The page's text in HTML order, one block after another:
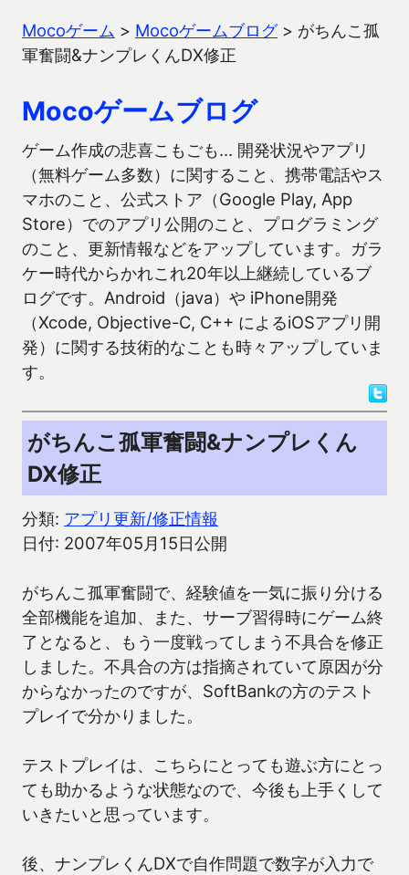
Mocoゲーム > Mocoゲームブログ> がちんこ孤
軍奮闘&ナンプレくんDX修正
Mocoゲームブログ
ゲーム作成の悲喜こもごも… 開発状況やアプリ
（無料ゲーム多数）に関すること、携帯電話やス
マホのこと、公式ストア（Google Play, App
Store）でのアプリ公開のこと、プログラミング
のこと、更新情報などをアップしています。ガラ
ケー時代からかれこれ20年以上継続しているブ
ログです。Android（java）や iPhone開発
（Xcode, Objective-C, C++ によるiOSアプリ開
発）に関する技術的なことも時々アップしていま
す。
がちんこ孤軍奮闘&ナンプレくん
DX修正
分類: アプリ更新/修正情報
日付: 2007年05月15日公開
がちんこ孤軍奮闘で、経験値を一気に振り分ける
全部機能を追加、また、サーブ習得時にゲーム終
了となると、もう一度戦ってしまう不具合を修正
しました。不具合の方は指摘されていて原因が分
からなかったのですが、SoftBankの方のテスト
プレイで分かりました。
テストプレイは、こちらにとっても遊ぶ方にとっ
ても助かるような状態なので、今後も上手くして
いきたいと思っています。
後、ナンプレくんDXで自作問題で数字が入力で